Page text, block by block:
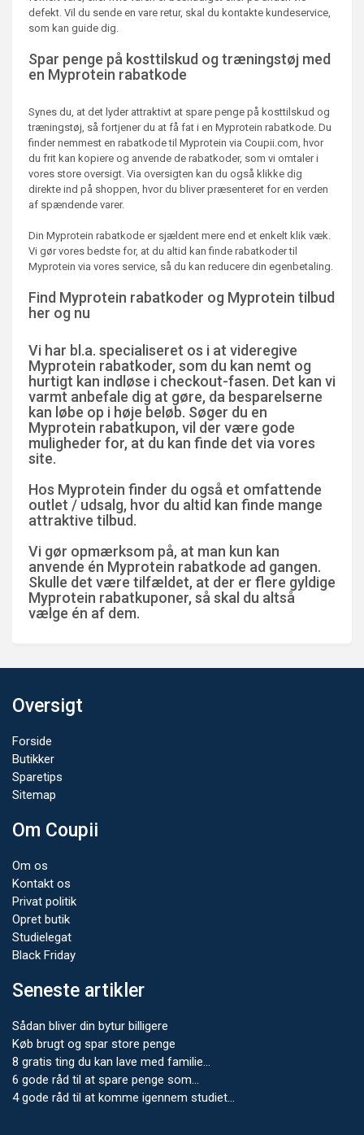
defekt. Vil du sende en vare retur, skal du kontakte kundeservice,
som kan guide dig.
Spar penge på kosttilskud og træningstøj med
en Myprotein rabatkode
Synes du, at det lyder attraktivt at spare penge på kosttilskud og
træningstøj, så fortjener du at få fat i en Myprotein rabatkode. Du
finder nemmest en rabatkode til Myprotein via Coupii.com, hvor
du frit kan kopiere og anvende de rabatkoder, som vi omtaler i
vores store oversigt. Via oversigten kan du også klikke dig
direkte ind på shoppen, hvor du bliver præsenteret for en verden
af spændende varer.
Din Myprotein rabatkode er sjældent mere end et enkelt klik væk.
Vi gør vores bedste for, at du altid kan finde rabatkoder til
Myprotein via vores service, så du kan reducere din egenbetaling.
Find Myprotein rabatkoder og Myprotein tilbud
her og nu
Vi har bl.a. specialiseret os i at videregive
Myprotein rabatkoder, som du kan nemt og
hurtigt kan indløse i checkout-fasen. Det kan vi
varmt anbefale dig at gøre, da besparelserne
kan løbe op i høje beløb. Søger du en
Myprotein rabatkupon, vil der være gode
muligheder for, at du kan finde det via vores
site.
Hos Myprotein finder du også et omfattende
outlet / udsalg, hvor du altid kan finde mange
attraktive tilbud.
Vi gør opmærksom på, at man kun kan
anvende én Myprotein rabatkode ad gangen.
Skulle det være tilfældet, at der er flere gyldige
Myprotein rabatkuponer, så skal du altså
vælge én af dem.
Oversigt
Forside
Butikker
Sparetips
Sitemap
Om Coupii
Om os
Kontakt os
Privat politik
Opret butik
Studielegat
Black Friday
Seneste artikler
Sådan bliver din bytur billigere
Køb brugt og spar store penge
8 gratis ting du kan lave med familie…
6 gode råd til at spare penge som…
4 gode råd til at komme igennem studiet…